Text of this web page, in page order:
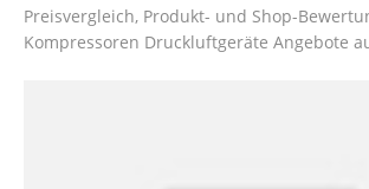
Preisvergleich, Produkt- und Shop-
Kompressoren Druckluftgeräte Angebote